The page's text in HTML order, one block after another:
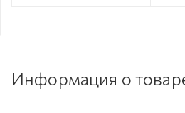
Информация о